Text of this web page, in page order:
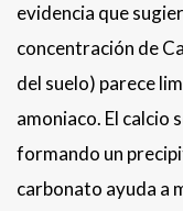
evidencia que
concentración de
del suelo) parece
amoniaco. El calcio
formando un
carbonato ayuda a